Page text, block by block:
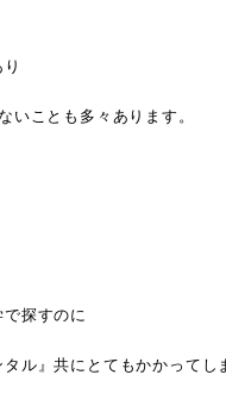
いことも多々あります。
探すのに
タル』共にとてもかかってし